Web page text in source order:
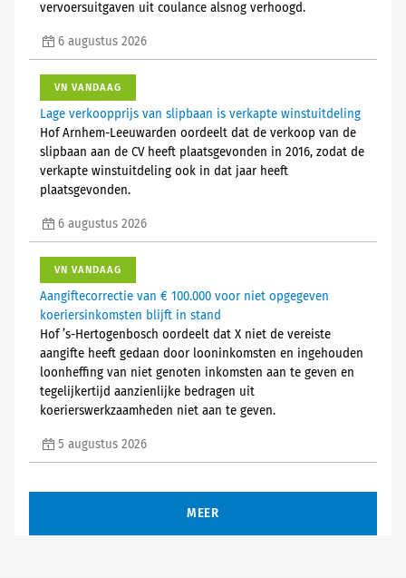
vervoersuitgaven uit coulance alsnog verhoogd.
6 augustus 2026
VN VANDAAG
Lage verkoopprijs van slipbaan is verkapte winstuitdeling
Hof Arnhem-Leeuwarden oordeelt dat de verkoop van de
slipbaan aan de CV heeft plaatsgevonden in 2016, zodat de
verkapte winstuitdeling ook in dat jaar heeft
plaatsgevonden.
6 augustus 2026
VN VANDAAG
Aangiftecorrectie van € 100.000 voor niet opgegeven
koeriersinkomsten blijft in stand
Hof ’s-Hertogenbosch oordeelt dat X niet de vereiste
aangifte heeft gedaan door looninkomsten en ingehouden
loonheffing van niet genoten inkomsten aan te geven en
tegelijkertijd aanzienlijke bedragen uit
koerierswerkzaamheden niet aan te geven.
5 augustus 2026
MEER